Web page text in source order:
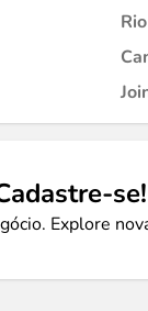
se!
Explore